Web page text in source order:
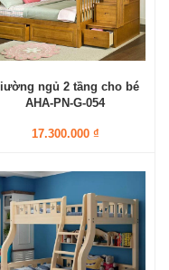
ngủ 2 tầng cho bé
AHA-PN-G-054
17.300.000 ₫